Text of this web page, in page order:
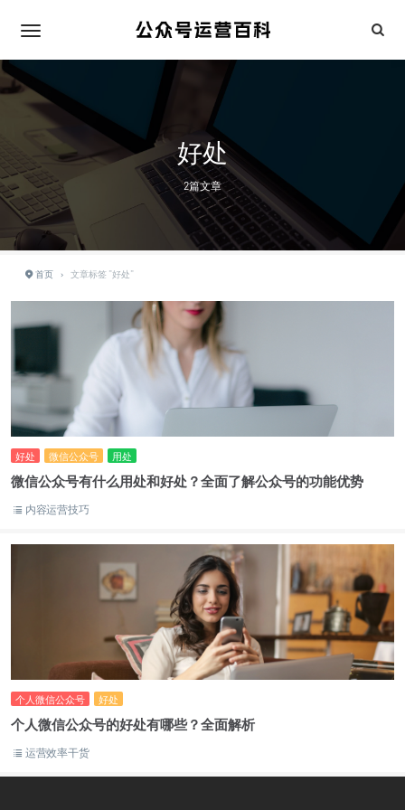
好处
2篇文章
首页 › 文章标签 "好处"
好处 微信公众号 用处
微信公众号有什么用处和好处？全面了解公众号的功能优势
内容运营技巧
个人微信公众号 好处
个人微信公众号的好处有哪些？全面解析
运营效率干货